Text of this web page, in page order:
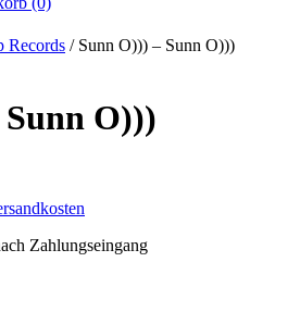
Records / Sunn O))) – Sunn O)))
O)))
Zahlungseingang